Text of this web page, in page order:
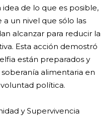
idea de lo que es posible,
un nivel que sólo las
alcanzar para reducir la
Esta acción demostró
están preparados y
alimentaria en
política.
y Supervivencia